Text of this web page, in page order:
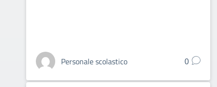
Personale scolastico 0